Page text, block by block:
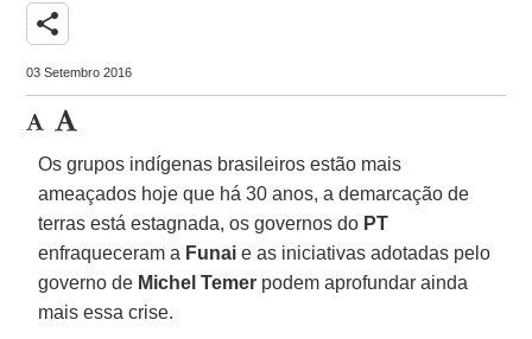
share
03 Setembro 2016
Os grupos indígenas brasileiros estão mais
ameaçados hoje que há 30 anos, a demarcação de
terras está estagnada, os governos do PT
enfraqueceram a Funai e as iniciativas adotadas pelo
governo de Michel Temer podem aprofundar ainda
mais essa crise.